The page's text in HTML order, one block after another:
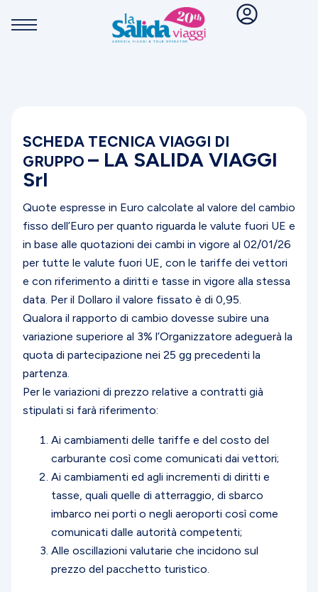
SCHEDA TECNICA VIAGGI DI
GRUPPO – LA SALIDA VIAGGI
Srl
Quote espresse in Euro calcolate al valore del cambio
fisso dell’Euro per quanto riguarda le valute fuori UE e
in base alle quotazioni dei cambi in vigore al 02/01/26
per tutte le valute fuori UE, con le tariffe dei vettori
e con riferimento a diritti e tasse in vigore alla stessa
data. Per il Dollaro il valore fissato è di 0,95.
Qualora il rapporto di cambio dovesse subire una
variazione superiore al 3% l’Organizzatore adeguerà la
quota di partecipazione nei 25 gg precedenti la
partenza.
Per le variazioni di prezzo relative a contratti già
stipulati si farà riferimento:
Ai cambiamenti delle tariffe e del costo del
carburante così come comunicati dai vettori;
Ai cambiamenti ed agli incrementi di diritti e
tasse, quali quelle di atterraggio, di sbarco
imbarco nei porti o negli aeroporti così come
comunicati dalle autorità competenti;
Alle oscillazioni valutarie che incidono sul
prezzo del pacchetto turistico.